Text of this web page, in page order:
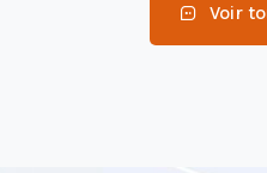
Voir